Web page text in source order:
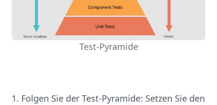
Test-Pyramide
1. Folgen Sie der Test-Pyramide: Setzen Sie den